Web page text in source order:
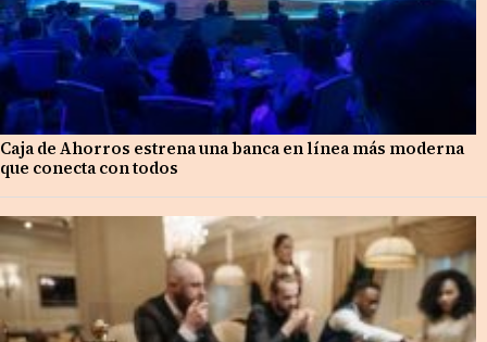
Caja de Ahorros estrena una banca en línea más moderna
que conecta con todos